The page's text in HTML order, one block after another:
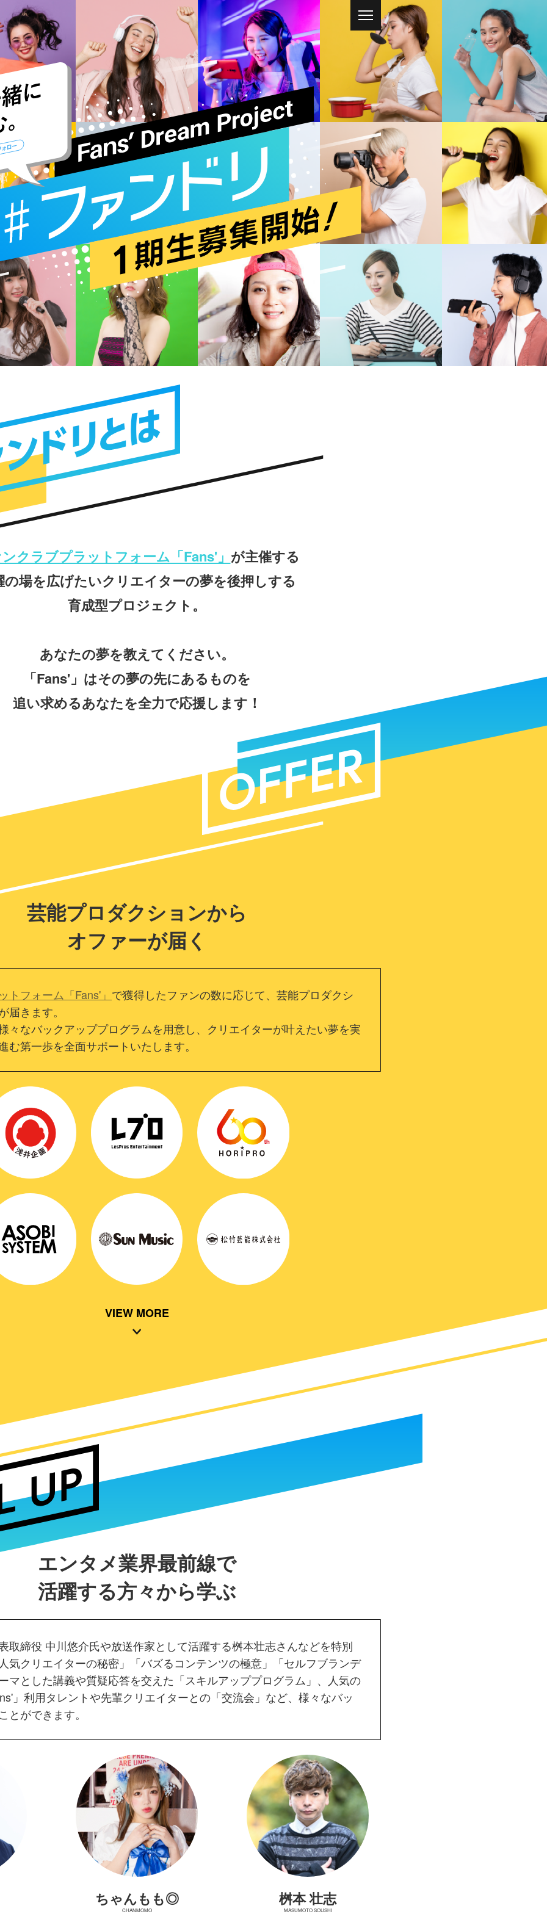
クラブプラットフォーム「Fans'」 が主催する
の場を広げたいクリエイターの夢を後押しする
育成型プロジェクト。
あなたの夢を教えてください。
「Fans'」はその夢の先にあるものを
追い求めるあなたを全力で応援します！
芸能プロダクションから
オファーが届く
トフォーム「Fans'」 で獲得したファンの数に応じて、芸能プロダクシ
届きます。
々なバックアッププログラムを用意し、クリエイターが叶えたい夢を実
む第一歩を全面サポートいたします。
VIEW MORE
エンタメ業界最前線で
活躍する方々から学ぶ
取締役 中川悠介氏や放送作家として活躍する桝本壮志さんなどを特別
気クリエイターの秘密」「バズるコンテンツの極意」「セルフブランデ
マとした講義や質疑応答を交えた「スキルアッププログラム」、人気の
」利用タレントや先輩クリエイターとの「交流会」など、様々なバッ
とができます。
ちゃんもも◎
CHANMOMO
桝本 壮志
MASUMOTO SOUSHI